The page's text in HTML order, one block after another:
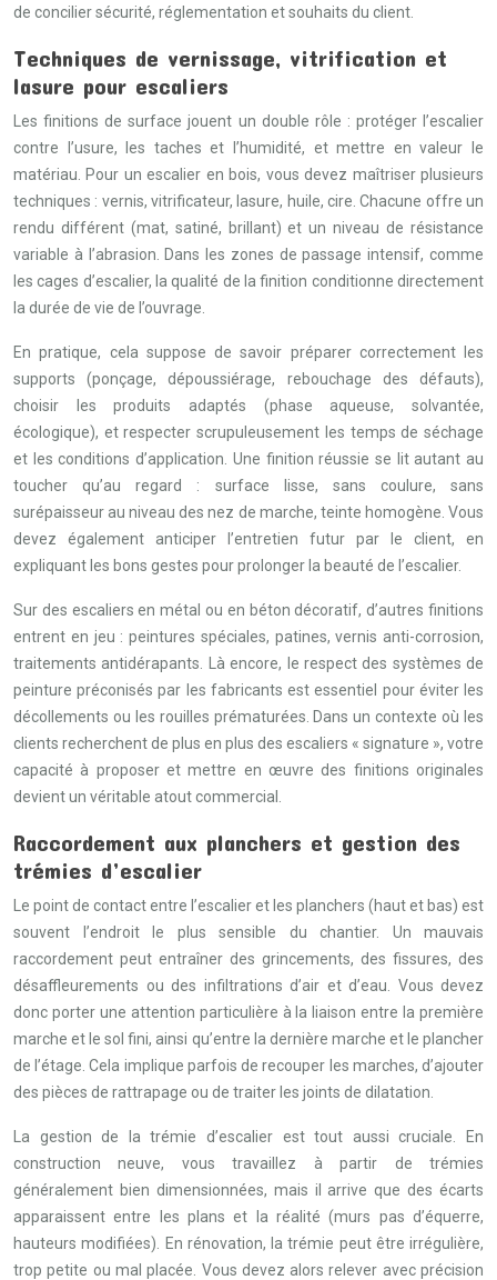
de concilier sécurité, réglementation et souhaits du client.
Techniques de vernissage, vitrification et
lasure pour escaliers
Les finitions de surface jouent un double rôle : protéger l’escalier
contre l’usure, les taches et l’humidité, et mettre en valeur le
matériau. Pour un escalier en bois, vous devez maîtriser plusieurs
techniques : vernis, vitrificateur, lasure, huile, cire. Chacune offre un
rendu différent (mat, satiné, brillant) et un niveau de résistance
variable à l’abrasion. Dans les zones de passage intensif, comme
les cages d’escalier, la qualité de la finition conditionne directement
la durée de vie de l’ouvrage.
En pratique, cela suppose de savoir préparer correctement les
supports (ponçage, dépoussiérage, rebouchage des défauts),
choisir les produits adaptés (phase aqueuse, solvantée,
écologique), et respecter scrupuleusement les temps de séchage
et les conditions d’application. Une finition réussie se lit autant au
toucher qu’au regard : surface lisse, sans coulure, sans
surépaisseur au niveau des nez de marche, teinte homogène. Vous
devez également anticiper l’entretien futur par le client, en
expliquant les bons gestes pour prolonger la beauté de l’escalier.
Sur des escaliers en métal ou en béton décoratif, d’autres finitions
entrent en jeu : peintures spéciales, patines, vernis anti-corrosion,
traitements antidérapants. Là encore, le respect des systèmes de
peinture préconisés par les fabricants est essentiel pour éviter les
décollements ou les rouilles prématurées. Dans un contexte où les
clients recherchent de plus en plus des escaliers « signature », votre
capacité à proposer et mettre en œuvre des finitions originales
devient un véritable atout commercial.
Raccordement aux planchers et gestion des
trémies d’escalier
Le point de contact entre l’escalier et les planchers (haut et bas) est
souvent l’endroit le plus sensible du chantier. Un mauvais
raccordement peut entraîner des grincements, des fissures, des
désaffleurements ou des infiltrations d’air et d’eau. Vous devez
donc porter une attention particulière à la liaison entre la première
marche et le sol fini, ainsi qu’entre la dernière marche et le plancher
de l’étage. Cela implique parfois de recouper les marches, d’ajouter
des pièces de rattrapage ou de traiter les joints de dilatation.
La gestion de la trémie d’escalier est tout aussi cruciale. En
construction neuve, vous travaillez à partir de trémies
généralement bien dimensionnées, mais il arrive que des écarts
apparaissent entre les plans et la réalité (murs pas d’équerre,
hauteurs modifiées). En rénovation, la trémie peut être irrégulière,
trop petite ou mal placée. Vous devez alors relever avec précision